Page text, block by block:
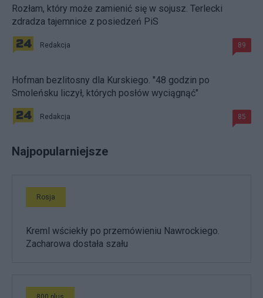
Rozłam, który może zamienić się w sojusz. Terlecki
zdradza tajemnice z posiedzeń PiS
Redakcja 89
Hofman bezlitosny dla Kurskiego. "48 godzin po
Smoleńsku liczył, których posłów wyciągnąć"
Redakcja 85
Najpopularniejsze
Rosja
Kreml wściekły po przemówieniu Nawrockiego.
Zacharowa dostała szału